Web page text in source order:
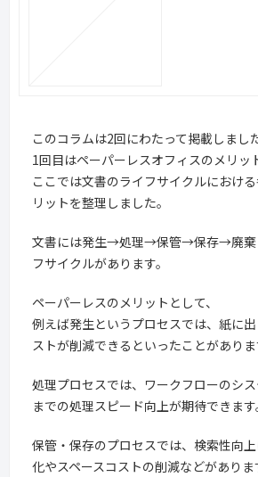
このコラムは2回にわたって掲載しました
1回目はペーパーレスオフィスのメリッ
ここでは文書のライフサイクルにおけ
リットを整理しました。
文書には発生→処理→保管→保存→廃棄
フサイクルがあります。
ペーパーレスのメリットとして、
例えば発生というプロセスでは、紙に
ストが削減できるといったことがありま
処理プロセスでは、ワークフローのシ
までの処理スピード向上が期待できます
保管・保存のプロセスでは、検索性向
化やスペースコストの削減などがありま